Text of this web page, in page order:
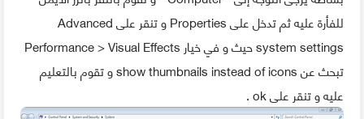
للفأرة عليه ثم تدخل على Properties و تنقر على Advanced
system settings حيث و في خيار Performance > Visual Effects
تبحث عن show thumbnails instead of icons و تقوم بالتعليم
عليه و تنقر على ok .